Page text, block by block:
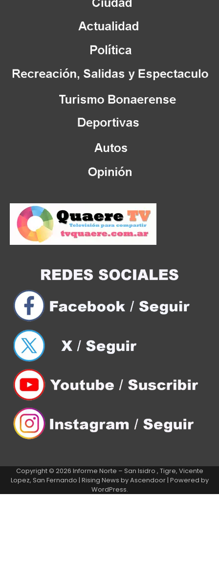
Copyright © 2026 Informe Norte – San Isidro , Tigre, Vicente
Lopez, San Fernando | Rising News byAscendoor| Powered by
WordPress.